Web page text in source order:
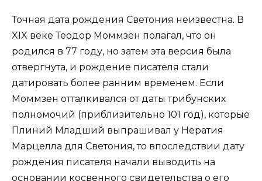
Точная дата рождения Светония неизвестна. В
XIX веке Теодор Моммзен полагал, что он
родился в 77 году, но затем эта версия была
отвергнута, и рождение писателя стали
датировать более ранним временем. Если
Моммзен отталкивался от даты трибунских
полномочий (приблизительно 101 год), которые
Плиний Младший выпрашивал у Нератия
Марцелла для Светония, то впоследствии дату
рождения писателя начали выводить на
основании косвенного свидетельства о его